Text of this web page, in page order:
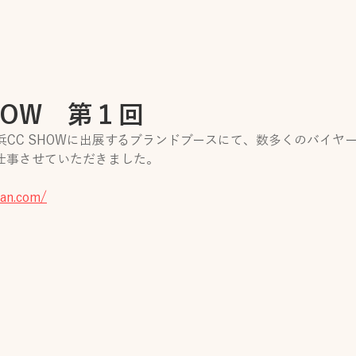
第１回
CC SHOWに出展するブランドブースにて、数多くのバイヤ
させていただきました。